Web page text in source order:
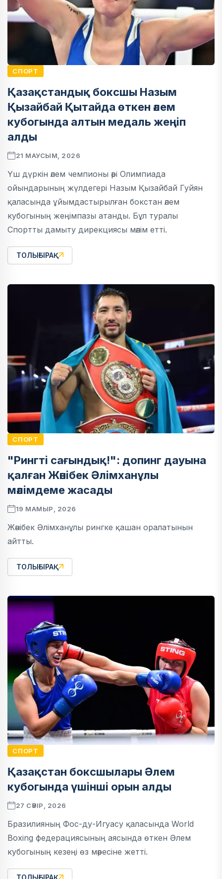
СПОРТ
Қазақстандық боксшы Назым
Қызайбай Қытайда өткен әлем
кубогында алтын медаль жеңіп
алды
21 МАУСЫМ, 2026
Үш дүркін әлем чемпионы әрі Олимпиада
ойындарының жүлдегері Назым Қызайбай Гуйян
қаласында ұйымдастырылған бокстан әлем
кубогының жеңімпазы атанды. Бұл туралы
Спортты дамыту дирекциясы мәлім етті.
ТОЛЫҒЫРАҚ
СПОРТ
"Рингті сағындық!": допинг дауына
қалған Жәнібек Әлімханұлы
мәлімдеме жасады
19 МАМЫР, 2026
Жәнібек Әлімханұлы рингке қашан оралатынын
айтты.
ТОЛЫҒЫРАҚ
СПОРТ
Қазақстан боксшылары Әлем
кубогында үшінші орын алды
27 СӘУІР, 2026
Бразилияның Фос-ду-Игуасу қаласында World
Boxing федерациясының аясында өткен Әлем
кубогының кезеңі өз мәресіне жетті.